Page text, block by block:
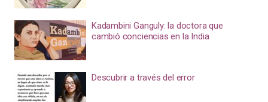
Kadambini Ganguly: la doctora que
cambió conciencias en la India
Descubrir a través del error